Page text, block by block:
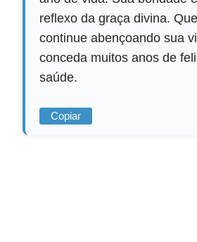
reflexo da graça divina.
continue abençoando sua
conceda muitos anos de
saúde.
Copiar